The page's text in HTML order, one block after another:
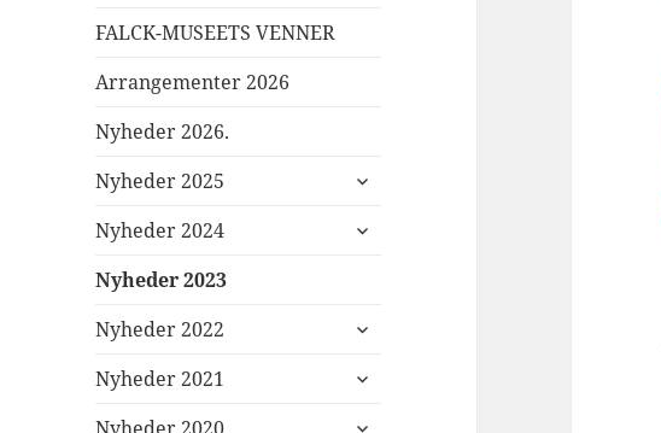
FALCK-MUSEETS VENNER
Arrangementer 2026
Nyheder 2026.
Nyheder 2025
udvid
Nyheder 2024
udvid
Nyheder 2023
Nyheder 2022
udvid
Nyheder 2021
udvid
udvid